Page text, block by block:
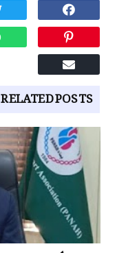
RELATED POSTS